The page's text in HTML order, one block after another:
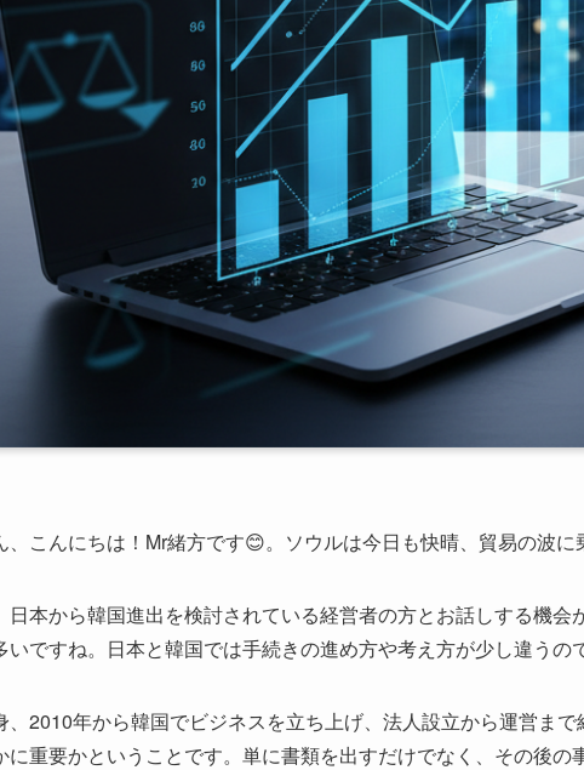
、こんにちは！Mr緒方です😊。ソウルは今日も快晴、貿易の波に
日本から韓国進出を検討されている経営者の方とお話しする機
いですね。日本と韓国では手続きの進め方や考え方が少し違うの
、2010年から韓国でビジネスを立ち上げ、法人設立から運営ま
に重要かということです。単に書類を出すだけでなく、その後の